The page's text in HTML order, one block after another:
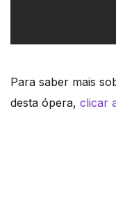
Para saber mais
desta ópera, clicar